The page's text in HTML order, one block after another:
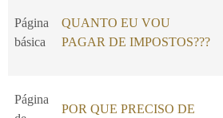
Página
básica
QUANTO EU VOU
PAGAR DE IMPOSTOS???
Página
POR QUE PRECISO DE